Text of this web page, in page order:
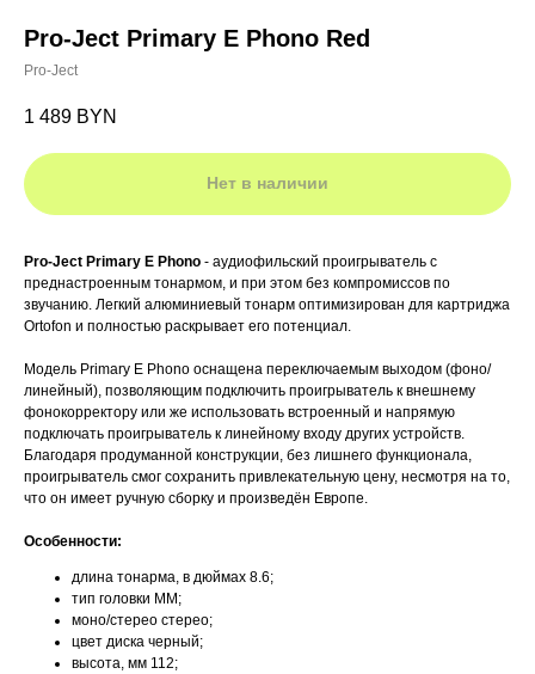
Pro-Ject Primary E Phono Red
Pro-Ject
1 489 BYN
Нет в наличии
Pro-Ject Primary E Phono - аудиофильский проигрыватель с
преднастроенным тонармом, и при этом без компромиссов по
звучанию. Легкий алюминиевый тонарм оптимизирован для картриджа
Ortofon и полностью раскрывает его потенциал.
Модель Primary E Phono оснащена переключаемым выходом (фоно/
линейный), позволяющим подключить проигрыватель к внешнему
фонокорректору или же использовать встроенный и напрямую
подключать проигрыватель к линейному входу других устройств.
Благодаря продуманной конструкции, без лишнего функционала,
проигрыватель смог сохранить привлекательную цену, несмотря на то,
что он имеет ручную сборку и произведён Европе.
Особенности:
длина тонарма, в дюймах 8.6;
тип головки MM;
моно/стерео стерео;
цвет диска черный;
высота, мм 112;